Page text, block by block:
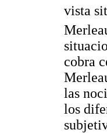
vista
cobra
las
los